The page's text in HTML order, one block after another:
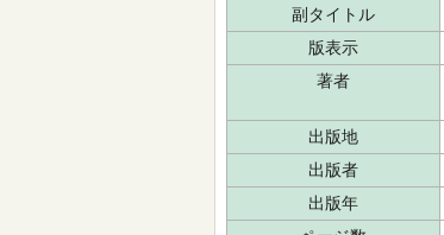
副タイトル
版表示
著者
出版地
出版者
出版年